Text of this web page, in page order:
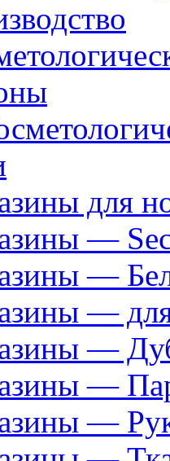
для
—
—
—
—
—
—